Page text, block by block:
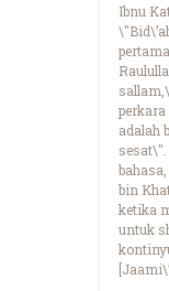
Ibnu
adalah
bin
ketika
untuk